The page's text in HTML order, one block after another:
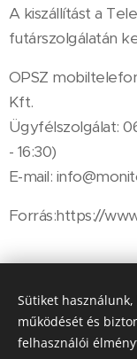
A kiszállítást a
futárszolgálatán
OPSZ
Kft.
Ügyfélszolgálat:
- 16:30)
E-mail:
Forrás:https://
Share
Sütiket
működését és
felhasználói